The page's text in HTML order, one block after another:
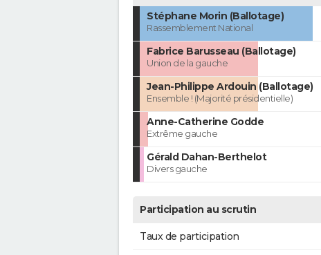
Stéphane Morin (Ballotage)
Rassemblement National
Fabrice Barusseau (Ballotage)
Union de la gauche
Jean-Philippe Ardouin (Ballotage)
Ensemble ! (Majorité présidentielle)
Anne-Catherine Godde
Extrême gauche
Gérald Dahan-Berthelot
Divers gauche
Participation au scrutin
Taux de participation